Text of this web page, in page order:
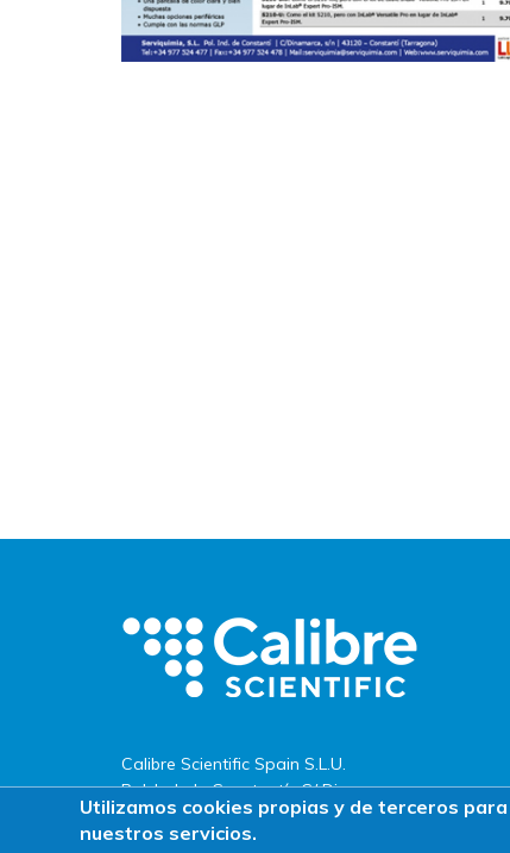
Calibre Scientific Spain S.L.U.
Pol. Ind. de Constantí · C/ Dinamarca,
s/n
43120 · Constantí (Tarragona)
Utilizamos cookies propias y de terceros
nuestros servicios.